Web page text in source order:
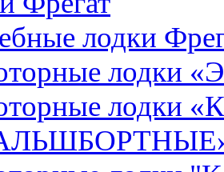
лодки
лодки
лодки